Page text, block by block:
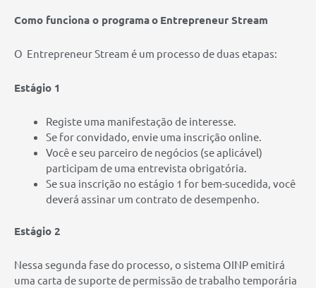
Como funciona o programao Entrepreneur Stream
O Entrepreneur Stream é um processo de duas etapas:
Estágio 1
Registe uma manifestação de interesse.
Se for convidado, envie uma inscrição online.
Você e seu parceiro de negócios (se aplicável)
participam de uma entrevista obrigatória.
Se sua inscrição no estágio 1 for bem-sucedida, você
deverá assinar um contrato de desempenho.
Estágio 2
Nessa segunda fase do processo, o sistema OINP emitirá
uma carta de suporte de permissão de trabalho temporária